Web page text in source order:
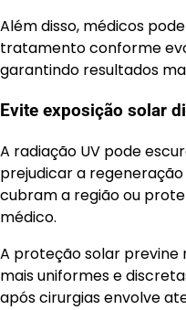
Além disso, médicos
tratamento conforme
garantindo resultados
Evite exposição solar
A radiação UV pode
prejudicar a
cubram a região ou
médico.
A proteção solar
mais uniformes e
após cirurgias envolve